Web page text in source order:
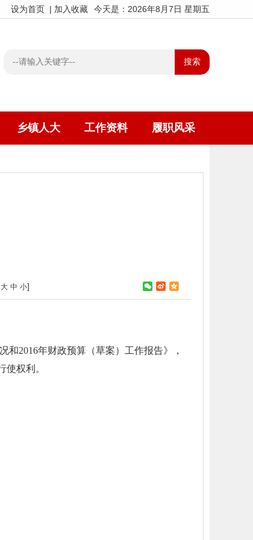
今天是：2026年8月7日 星期五
设为首页 | 加入收藏
乡镇人大 工作资料 履职风采
大 中 小]
2016年财政预算（草案）工作报告》，
权利。